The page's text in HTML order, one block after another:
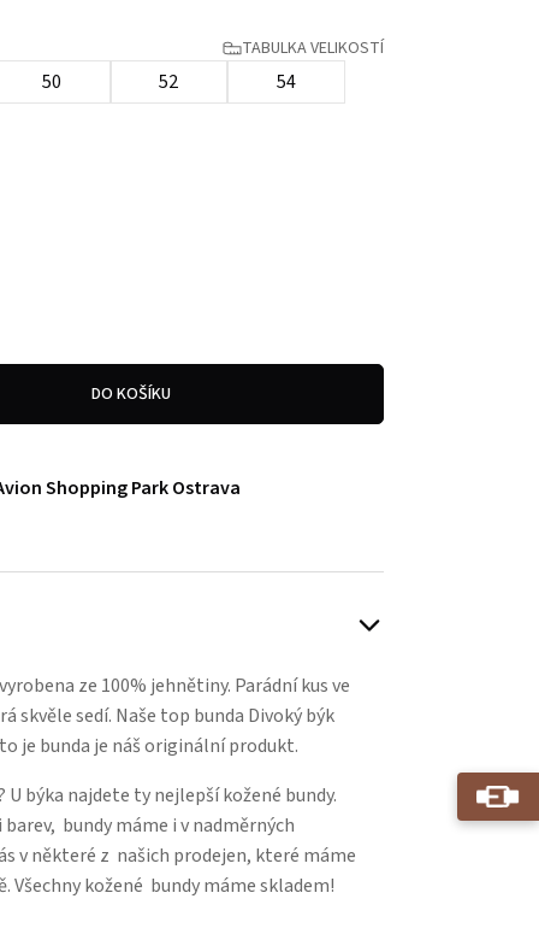
TABULKA VELIKOSTÍ
50 52
54
DO KOŠÍKU
Shopping Park Ostrava
ze 100% jehnětiny. Parádní kus ve
skvěle sedí. Naše top bunda Divoký býk
je bunda je náš originální produkt.
U býka najdete ty nejlepší kožené bundy.
bundy máme i v nadměrných
v některé z našich prodejen, které máme
Všechny kožené bundy máme skladem!